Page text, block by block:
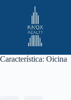
Característica: Oicina